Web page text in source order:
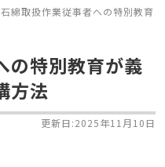
石綿取扱作業従事者への特別教育
の特別教育が義
方法
更新日:2025年11月10日